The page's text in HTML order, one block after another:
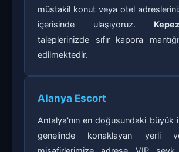
müstakil konut veya otel
içerisinde ulaşıyoruz.
taleplerinizde sıfır kapora
edilmektedir.
Alanya Escort
Antalya'nın en doğusundaki büyük
genelinde konaklayan yerli